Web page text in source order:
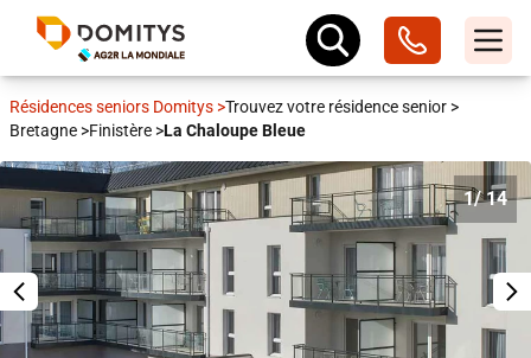
Résidences seniors Domitys >Trouvez votre résidence senior >
Bretagne >Finistère >La Chaloupe Bleue
1/ 14